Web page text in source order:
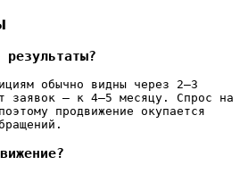
обычно видны через 2–3
заявок — к 4–5 месяцу. Спрос на
продвижение окупается